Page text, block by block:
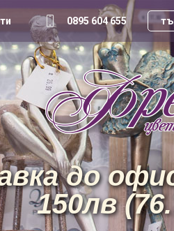
0895 604 655
до
150лв